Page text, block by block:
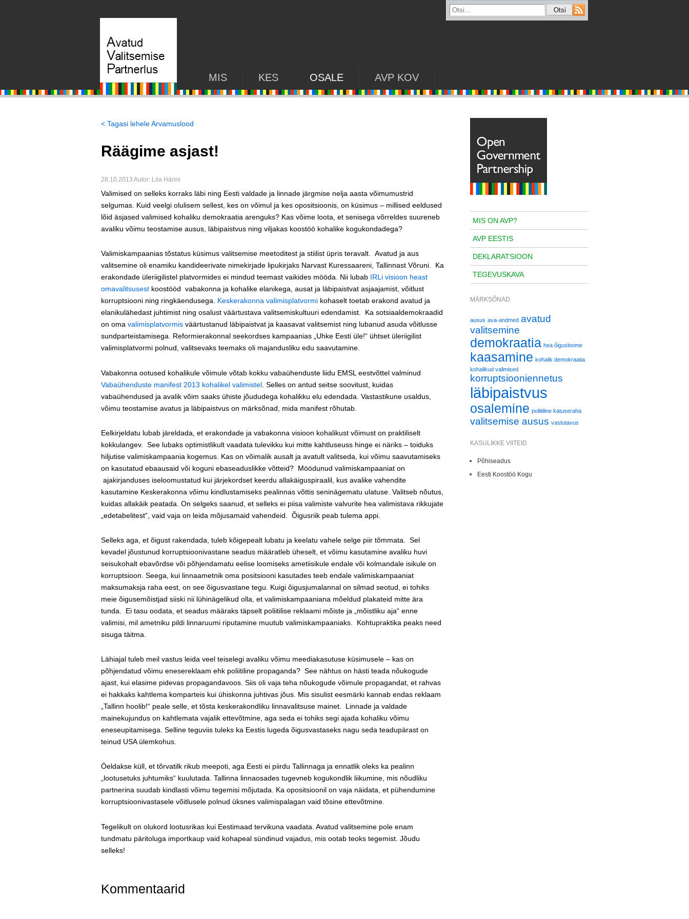
MIS KES OSALE AVP KOV
< Tagasi lehele Arvamuslood
Räägime asjast!
28.10.2013 Autor: Liia Hänni
Valimised on selleks korraks läbi ning Eesti valdade ja linnade järgmise nelja aasta võimumustrid
selgumas. Kuid veelgi olulisem sellest, kes on võimul ja kes opositsioonis, on küsimus – millised eeldused
lõid äsjased valimised kohaliku demokraatia arenguks? Kas võime loota, et senisega võrreldes suureneb
avaliku võimu teostamise ausus, läbipaistvus ning viljakas koostöö kohalike kogukondadega?
Valimiskampaanias tõstatus küsimus valitsemise meetoditest ja stiilist üpris teravalt. Avatud ja aus
valitsemine oli enamiku kandideerivate nimekirjade lipukirjaks Narvast Kuressaareni, Tallinnast Võruni. Ka
erakondade üleriigilistel platvormides ei mindud teemast vaikides mööda. Nii lubab IRLi visioon heast
omavalitsusest koostööd vabakonna ja kohalike elanikega, ausat ja läbipaistvat asjaajamist, võitlust
korruptsiooni ning ringkäendusega. Keskerakonna valimisplatvormi kohaselt toetab erakond avatud ja
elanikulähedast juhtimist ning osalust väärtustava valitsemiskultuuri edendamist. Ka sotsiaaldemokraadid
on oma valimisplatvormis väärtustanud läbipaistvat ja kaasavat valitsemist ning lubanud asuda võitlusse
sundparteistamisega. Reformierakonnal seekordses kampaanias „Uhke Eesti üle!“ ühtset üleriigilist
valimisplatvormi polnud, valitsevaks teemaks oli majandusliku edu saavutamine.
Vabakonna ootused kohalikule võimule võtab kokku vabaühenduste liidu EMSL eestvõttel valminud
Vabaühenduste manifest 2013 kohalikel valimistel . Selles on antud seitse soovitust, kuidas
vabaühendused ja avalik võim saaks ühiste jõududega kohalikku elu edendada. Vastastikune usaldus,
võimu teostamise avatus ja läbipaistvus on märksõnad, mida manifest rõhutab.
Eelkirjeldatu lubab järeldada, et erakondade ja vabakonna visioon kohalikust võimust on praktiliselt
kokkulangev. See lubaks optimistlikult vaadata tulevikku kui mitte kahtluseuss hinge ei näriks – toiduks
hiljutise valimiskampaania kogemus. Kas on võimalik ausalt ja avatult valitseda, kui võimu saavutamiseks
on kasutatud ebaausaid või koguni ebaseaduslikke võtteid? Möödunud valimiskampaaniat on
ajakirjanduses iseloomustatud kui järjekordset keerdu allakäiguspiraalil, kus avalike vahendite
kasutamine Keskerakonna võimu kindlustamiseks pealinnas võttis seninägematu ulatuse. Valitseb nõutus,
kuidas allakäik peatada. On selgeks saanud, et selleks ei piisa valimiste valvurite hea valimistava rikkujate
„edetabelitest“, vaid vaja on leida mõjusamaid vahendeid. Õigusriik peab tulema appi.
Selleks aga, et õigust rakendada, tuleb kõigepealt lubatu ja keelatu vahele selge piir tõmmata. Sel
kevadel jõustunud korruptsioonivastane seadus määratleb üheselt, et võimu kasutamine avaliku huvi
seisukohalt ebavõrdse või põhjendamatu eelise loomiseks ametiisikule endale või kolmandale isikule on
korruptsioon. Seega, kui linnaametnik oma positsiooni kasutades teeb endale valimiskampaaniat
maksumaksja raha eest, on see õigusvastane tegu. Kuigi õigusjumalannal on silmad seotud, ei tohiks
meie õigusemõistjad siiski nii lühinägelikud olla, et valimiskampaaniana mõeldud plakateid mitte ära
tunda. Ei tasu oodata, et seadus määraks täpselt poliitilise reklaami mõiste ja „mõistliku aja“ enne
valimisi, mil ametniku pildi linnaruumi riputamine muutub valimiskampaaniaks. Kohtupraktika peaks need
sisuga täitma.
Lähiajal tuleb meil vastus leida veel teiselegi avaliku võimu meediakasutuse küsimusele – kas on
põhjendatud võimu enesereklaam ehk poliitiline propaganda? See nähtus on hästi teada nõukogude
ajast, kui elasime pidevas propagandavoos. Siis oli vaja teha nõukogude võimule propagandat, et rahvas
ei hakkaks kahtlema komparteis kui ühiskonna juhtivas jõus. Mis sisulist eesmärki kannab endas reklaam
„Tallinn hoolib!“ peale selle, et tõsta keskerakondliku linnavalitsuse mainet. Linnade ja valdade
mainekujundus on kahtlemata vajalik ettevõtmine, aga seda ei tohiks segi ajada kohaliku võimu
eneseupitamisega. Selline teguviis tuleks ka Eestis lugeda õigusvastaseks nagu seda teadupärast on
teinud USA ülemkohus.
Öeldakse küll, et tõrvatilk rikub meepoti, aga Eesti ei piirdu Tallinnaga ja ennatlik oleks ka pealinn
„lootusetuks juhtumiks“ kuulutada. Tallinna linnaosades tugevneb kogukondlik liikumine, mis nõudliku
partnerina suudab kindlasti võimu tegemisi mõjutada. Ka opositsioonil on vaja näidata, et pühendumine
korruptsioonivastasele võitlusele polnud üksnes valimispalagan vaid tõsine ettevõtmine.
Tegelikult on olukord lootusrikas kui Eestimaad tervikuna vaadata. Avatud valitsemine pole enam
tundmatu päritoluga importkaup vaid kohapeal sündinud vajadus, mis ootab teoks tegemist. Jõudu
selleks!
Kommentaarid
MIS ON AVP?
AVP EESTIS
DEKLARATSIOON
TEGEVUSKAVA
MÄRKSÕNAD
ausus ava-andmed avatud
valitsemine
demokraatia hea õigusloome
kaasamine kohalik demokraatia
kohalikud valimised
korruptsiooniennetus
läbipaistvus
osalemine poliitiline katuseraha
valitsemise ausus vastutavus
KASULIKKE VIITEID
Põhiseadus
Eesti Koostöö Kogu